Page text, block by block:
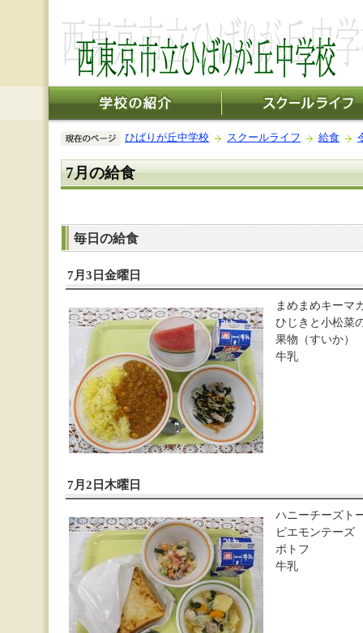
ひばりが丘中学校 スクールライフ 給食
7月の給食
毎日の給食
7月3日金曜日
まめまめキーマ
ひじきと小松菜
果物（すいか）
牛乳
7月2日木曜日
ハニーチーズト
ピエモンテーズ
ポトフ
牛乳